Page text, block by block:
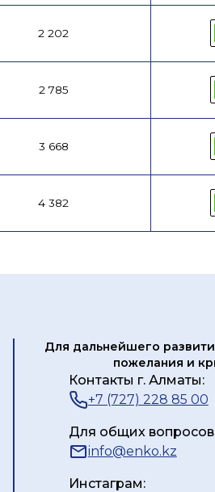
2 202
2 785
3 668
4 382
Для дальнейшего
пожелания и
Контакты г. Алматы:
+7 (727) 228 85 00
Для общих
info@enko.kz
Инстаграм: